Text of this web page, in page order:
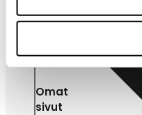
Omat
sivut